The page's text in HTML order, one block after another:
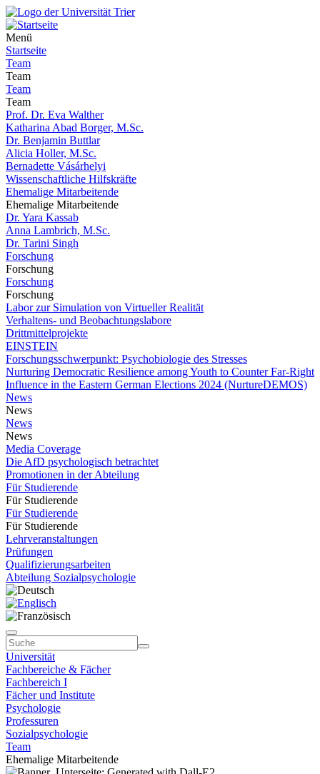
Menü
Startseite
Team
Team
Team
Team
Prof. Dr. Eva Walther
Katharina Abad Borger, M.Sc.
Dr. Benjamin Buttlar
Alicia Holler, M.Sc.
Bernadette Vásárhelyi
Wissenschaftliche Hilfskräfte
Ehemalige Mitarbeitende
Ehemalige Mitarbeitende
Dr. Yara Kassab
Anna Lambrich, M.Sc.
Dr. Tarini Singh
Forschung
Forschung
Forschung
Forschung
Labor zur Simulation von Virtueller Realität
Verhaltens- und Beobachtungslabore
Drittmittelprojekte
EINSTEIN
Forschungsschwerpunkt: Psychobiologie des Stresses
Nurturing Democratic Resilience among Youth to Counter Far-Right
Influence in the Eastern German Elections 2024 (NurtureDEMOS)
News
News
News
News
Media Coverage
Die AfD psychologisch betrachtet
Promotionen in der Abteilung
Für Studierende
Für Studierende
Für Studierende
Für Studierende
Lehrveranstaltungen
Prüfungen
Qualifizierungsarbeiten
Abteilung Sozialpsychologie
Universität
Fachbereiche & Fächer
Fachbereich I
Fächer und Institute
Psychologie
Professuren
Sozialpsychologie
Team
Ehemalige Mitarbeitende